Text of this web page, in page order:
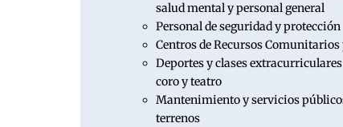
salud mental y personal general
Personal de seguridad y protección
Centros de Recursos
Deportes y clases
coro y teatro
Mantenimiento y servicios
terrenos